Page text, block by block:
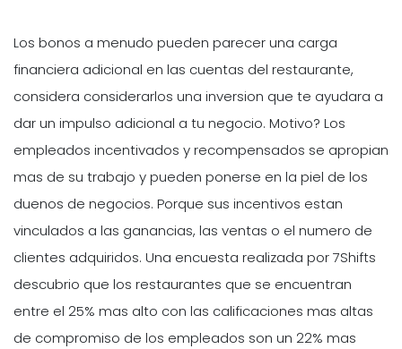
Los bonos a menudo pueden parecer una carga
financiera adicional en las cuentas del restaurante,
considera considerarlos una inversion que te ayudara a
dar un impulso adicional a tu negocio. Motivo? Los
empleados incentivados y recompensados se apropian
mas de su trabajo y pueden ponerse en la piel de los
duenos de negocios. Porque sus incentivos estan
vinculados a las ganancias, las ventas o el numero de
clientes adquiridos. Una encuesta realizada por 7Shifts
descubrio que los restaurantes que se encuentran
entre el 25% mas alto con las calificaciones mas altas
de compromiso de los empleados son un 22% mas